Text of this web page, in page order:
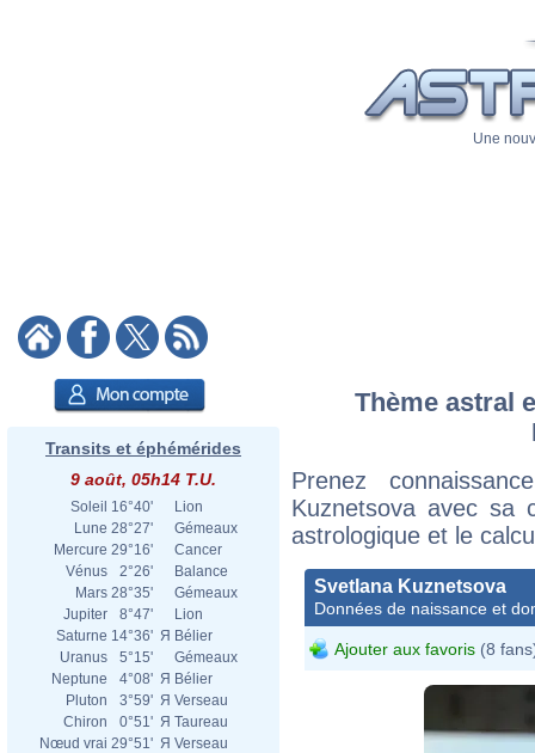
Une
Transits et éphémérides
9 août, 05h14 T.U.
Soleil 16°40'
Lion
Lune 28°27'
Gémeaux
Mercure 29°16'
Cancer
Vénus
2°26'
Balance
Mars 28°35'
Gémeaux
Jupiter
8°47'
Lion
Saturne 14°36' Я Bélier
Uranus
5°15'
Gémeaux
Neptune
4°08' Я Bélier
Pluton
3°59' Я Verseau
Chiron
0°51' Я Taureau
Nœud vrai 29°51' Я Verseau
Thème astral
Prenez
Kuznetsova avec sa
astrologique et le
Svetlana Kuznetsova
Données de naissance et
Ajouter aux favoris (8